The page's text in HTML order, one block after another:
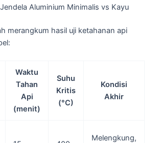
Aluminium Minimalis vs Kayu
merangkum hasil uji ketahanan api
Waktu
Tahan
Api
(menit)
Suhu
Kritis
(°C)
Kondisi
Akhir
Melengkung,